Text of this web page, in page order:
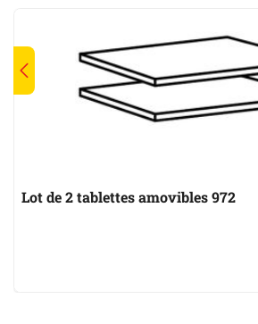
Lot de 2 tablettes amovibles 972